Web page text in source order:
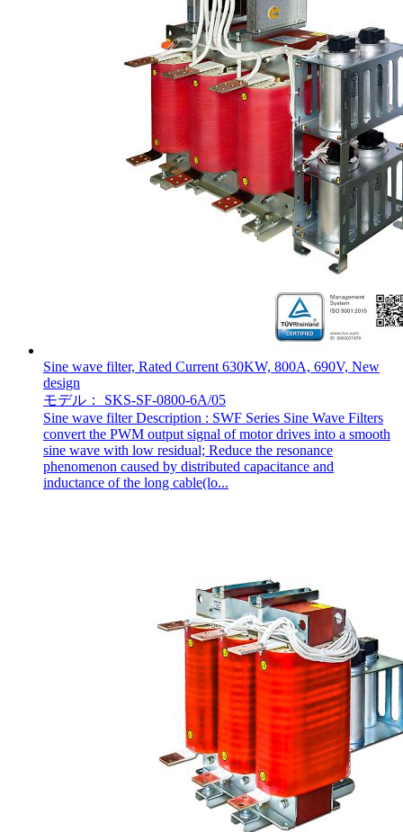
Sine wave filter, Rated Current 630KW, 800A, 690V, New
design
モデル： SKS-SF-0800-6A/05
Sine wave filter Description : SWF Series Sine Wave Filters
convert the PWM output signal of motor drives into a smooth
sine wave with low residual; Reduce the resonance
phenomenon caused by distributed capacitance and
inductance of the long cable(lo...